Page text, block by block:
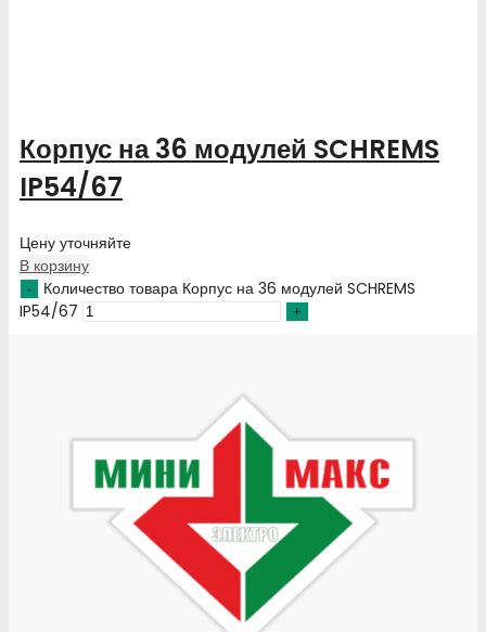
Корпус на 36 модулей SCHREMS
IP54/67
Цену уточняйте
В корзину
Количество товара Корпус на 36 модулей SCHREMS
IP54/67